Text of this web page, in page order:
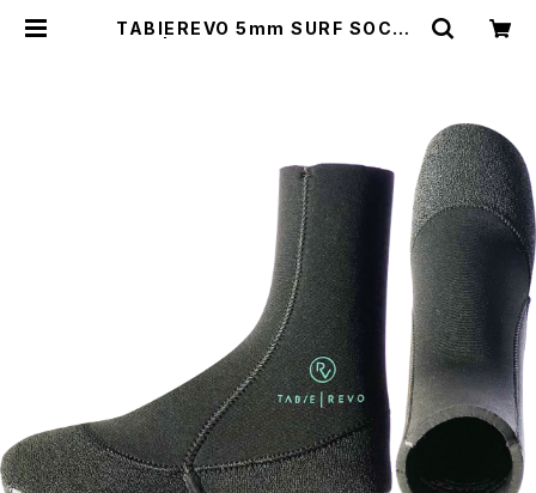
TABIEREVO 5mm SURF SOCKS